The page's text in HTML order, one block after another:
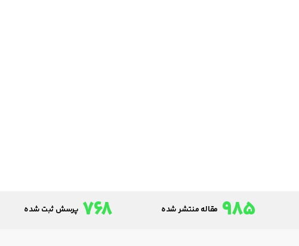
985 مقاله منتشر شده 768 پرسش ثبت شده